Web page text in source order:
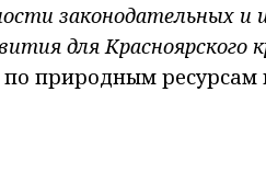
законодательных и
для Красноярского
природным ресурсам